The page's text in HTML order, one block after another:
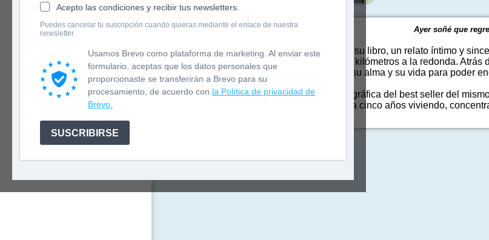
Acepto las condiciones y recibir tus newsletters.
Puedes cancelar tu suscripción cuando quieras mediante el enlace de nuestra
newsletter.
Usamos Brevo como plataforma de marketing. Al enviar este
formulario, aceptas que los datos personales que
proporcionaste se transferirán a Brevo para su
procesamiento, de acuerdo con la Política de privacidad de
Brevo.
SUSCRIBIRSE
English version
Newsletter
Ayer soñé que
Así comienza Beatriz Montañez su libro, un relato íntimo y
humano a menos de veinticinco kilómetros a la redonda.
social... y comenzó a desnudar su alma y su vida para poder
Esta impresionante adaptación gráfica del best seller del
en el que Beatriz Montañez lleva cinco años viviendo,